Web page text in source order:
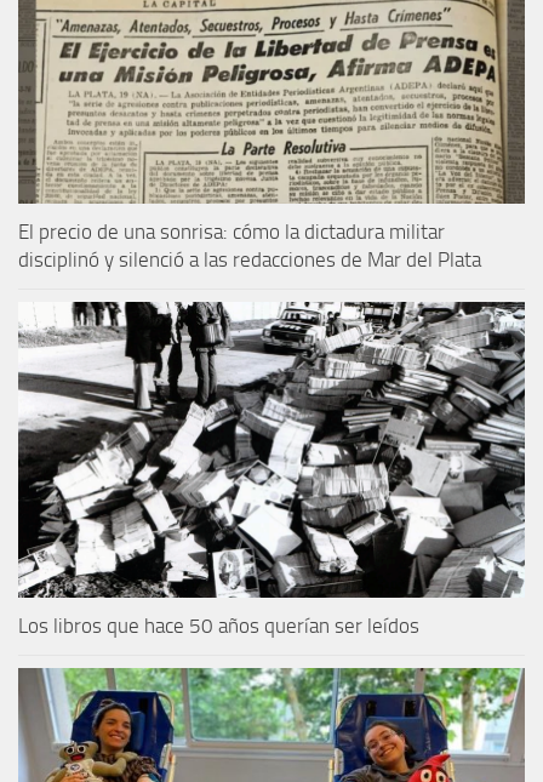
El precio de una sonrisa: cómo la dictadura militar
disciplinó y silenció a las redacciones de Mar del Plata
Los libros que hace 50 años querían ser leídos